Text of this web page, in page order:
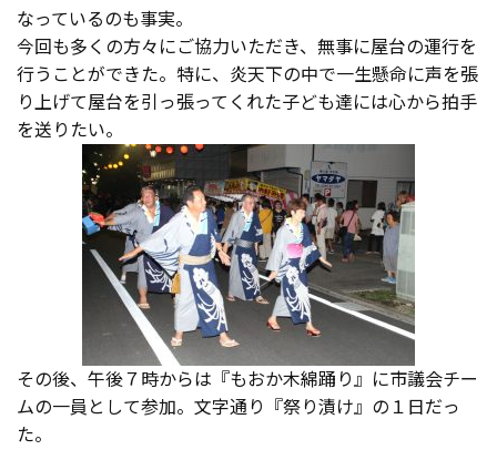
なっているのも事実。
今回も多くの方々にご協力いただき、無事に屋台の運行を
行うことができた。特に、炎天下の中で一生懸命に声を張
り上げて屋台を引っ張ってくれた子ども達には心から拍手
を送りたい。
その後、午後７時からは『もおか木綿踊り』に市議会チー
ムの一員として参加。文字通り『祭り漬け』の１日だっ
た。